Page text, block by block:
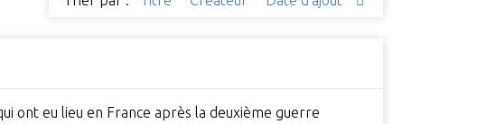
ont eu lieu en France après la deuxième guerre